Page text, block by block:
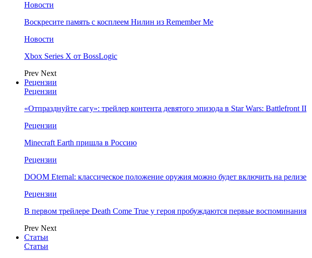
Новости
Воскресите память с косплеем Нилин из Remember Me
Новости
Xbox Series X от BossLogic
Prev Next
Рецензии
Рецензии
«Отпразднуйте сагу»: трейлер контента девятого эпизода в Star Wars: Battlefront II
Рецензии
Minecraft Earth пришла в Россию
Рецензии
DOOM Eternal: классическое положение оружия можно будет включить на релизе
Рецензии
В первом трейлере Death Come True у героя пробуждаются первые воспоминания
Prev Next
Статьи
Статьи